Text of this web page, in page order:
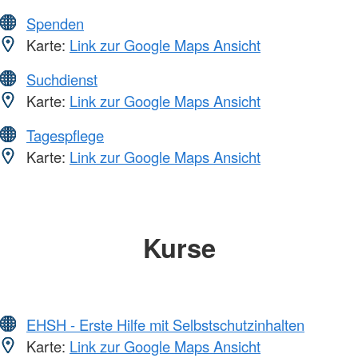
Spenden
Karte: Link zur Google Maps Ansicht
Suchdienst
Karte: Link zur Google Maps Ansicht
Tagespflege
Karte: Link zur Google Maps Ansicht
Kurse
EHSH - Erste Hilfe mit Selbstschutzinhalten
Karte: Link zur Google Maps Ansicht